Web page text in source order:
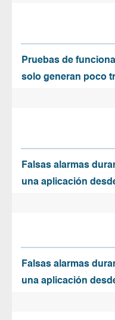
Pruebas de
solo generan poco
Falsas alarmas
una aplicación
Falsas alarmas
una aplicación